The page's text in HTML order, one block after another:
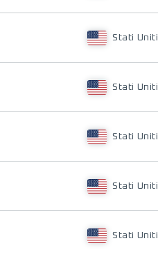
Stati Uniti
Stati Uniti
Stati Uniti
Stati Uniti
Stati Uniti